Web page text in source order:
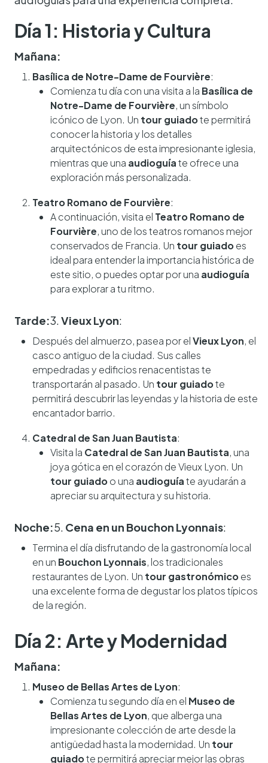
Día 1: Historia y Cultura
Mañana:
Basílica de Notre-Dame de Fourvière:
Comienza tu día con una visita a la Basílica de
Notre-Dame de Fourvière, un símbolo
icónico de Lyon. Un tour guiadote permitirá
conocer la historia y los detalles
arquitectónicos de esta impresionante iglesia,
mientras que una audioguíate ofrece una
exploración más personalizada.
Teatro Romano de Fourvière:
A continuación, visita el Teatro Romano de
Fourvière, uno de los teatros romanos mejor
conservados de Francia. Un tour guiadoes
ideal para entender la importancia histórica de
este sitio, o puedes optar por una audioguía
para explorar a tu ritmo.
Tarde:3.Vieux Lyon:
Después del almuerzo, pasea por elVieux Lyon, el
casco antiguo de la ciudad. Sus calles
empedradas y edificios renacentistas te
transportarán al pasado. Un tour guiadote
permitirá descubrir las leyendas y la historia de este
encantador barrio.
Catedral de San Juan Bautista:
Visita la Catedral de San Juan Bautista, una
joya gótica en el corazón de Vieux Lyon. Un
tour guiadoo una audioguíate ayudarán a
apreciar su arquitectura y su historia.
Noche:5. Cena en un Bouchon Lyonnais:
Termina el día disfrutando de la gastronomía local
en un Bouchon Lyonnais, los tradicionales
restaurantes de Lyon. Un tour gastronómicoes
una excelente forma de degustar los platos típicos
de la región.
Día 2: Arte y Modernidad
Mañana:
Museo de Bellas Artes de Lyon:
Comienza tu segundo día en el Museo de
Bellas Artes de Lyon, que alberga una
impresionante colección de arte desde la
antigüedad hasta la modernidad. Un tour
guiadote permitirá apreciar mejor las obras